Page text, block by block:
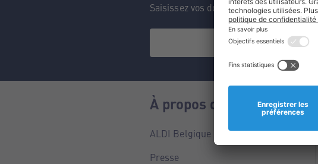
Saisissez vos données et ne manquez
À propos de nous
ALDI Belgique
Presse